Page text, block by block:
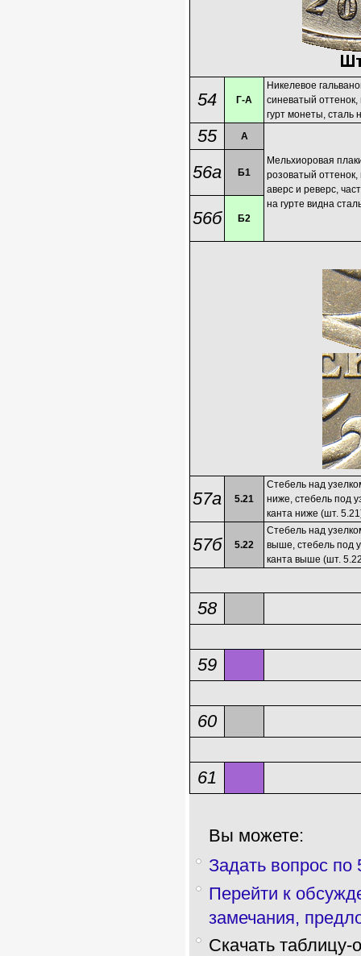
54 Г-А
Никелевое
синеватый
гурт монеты, сталь
55 А
Мельхиоровая
розоватый оттенок,
аверс и реверс,
на гурте видна
56а Б1
56б Б2
57а 5.21
Стебель над
ниже, стебель под
канта ниже (шт.
57б 5.22
Стебель над
выше, стебель под
канта выше (шт.
58
59
60
61
Вы можете:
Задать вопрос
Перейти к
замечания,
Скачать таблицу-